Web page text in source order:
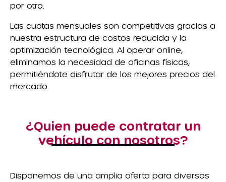
por otro.
Las cuotas mensuales son competitivas gracias a
nuestra estructura de costos reducida y la
optimización tecnológica. Al operar online,
eliminamos la necesidad de oficinas físicas,
permitiéndote disfrutar de los mejores precios del
mercado.
¿Quien puede contratar un
vehículo con nosotros?
Disponemos de una amplia oferta para diversos